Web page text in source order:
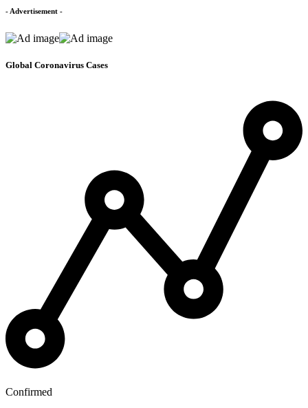
- Advertisement -
Global Coronavirus Cases
Confirmed